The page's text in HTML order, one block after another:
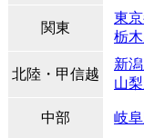
関東
東
栃
北陸・甲信越
新
山
中部 岐